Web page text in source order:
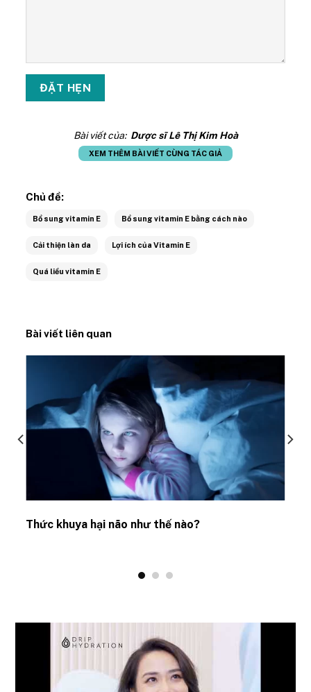
Bài viết của: Dược sĩ Lê Thị Kim Hoà
XEM THÊM BÀI VIẾT CÙNG TÁC GIẢ
Chủ đề:
Bổ sung vitamin E Bổ sung vitamin E bằng cách nào
Cải thiện làn da Lợi ích của Vitamin E
Quá liều vitamin E
Bài viết liên quan
Thức khuya hại não như thế nào?